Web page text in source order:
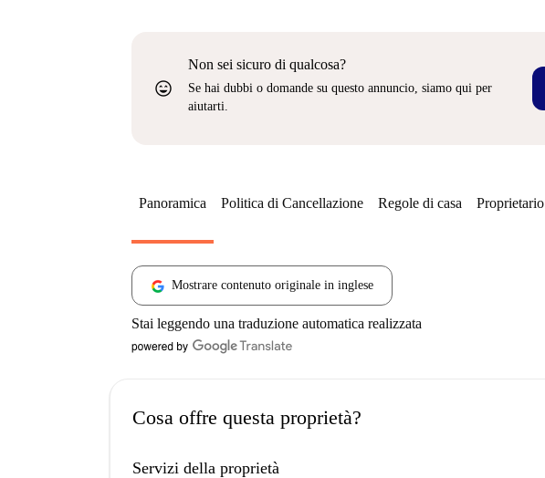
sentiment_very_satisfied
Non sei sicuro di qualcosa?
Se hai dubbi o domande su questo annuncio, siamo qui per
aiutarti.
Panoramica Politica di Cancellazione Regole di casa Proprietario
Mostrare contenuto originale in inglese
Stai leggendo una traduzione automatica realizzata
Cosa offre questa proprietà?
Servizi della proprietà